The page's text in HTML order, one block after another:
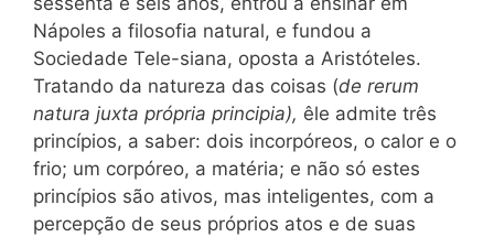
Nápoles a filosofia natural, e fundou a
Sociedade Tele-siana, oposta a Aristóteles.
Tratando da natureza das coisas (de rerum
natura juxta própria principia), êle admite três
princípios, a saber: dois incorpóreos, o calor e o
frio; um corpóreo, a matéria; e não só estes
princípios são ativos, mas inteligentes, com a
percepção de seus próprios atos e de suas